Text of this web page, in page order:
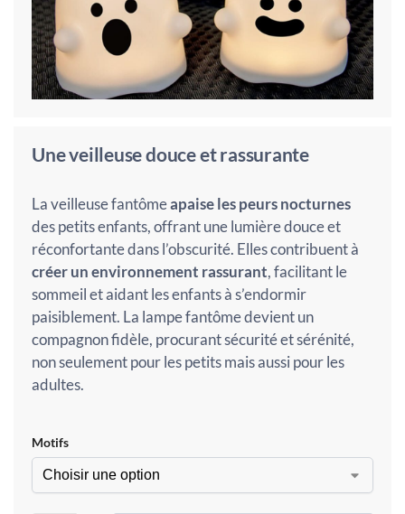
Une veilleuse douce et rassurante
La veilleuse fantômeapaise les peurs nocturnes
des petits enfants, offrant une lumière douce et
réconfortante dans l’obscurité. Elles contribuent à
créer un environnement rassurant, facilitant le
sommeil et aidant les enfants à s’endormir
paisiblement. La lampe fantôme devient un
compagnon fidèle, procurant sécurité et sérénité,
non seulement pour les petits mais aussi pour les
adultes.
Motifs